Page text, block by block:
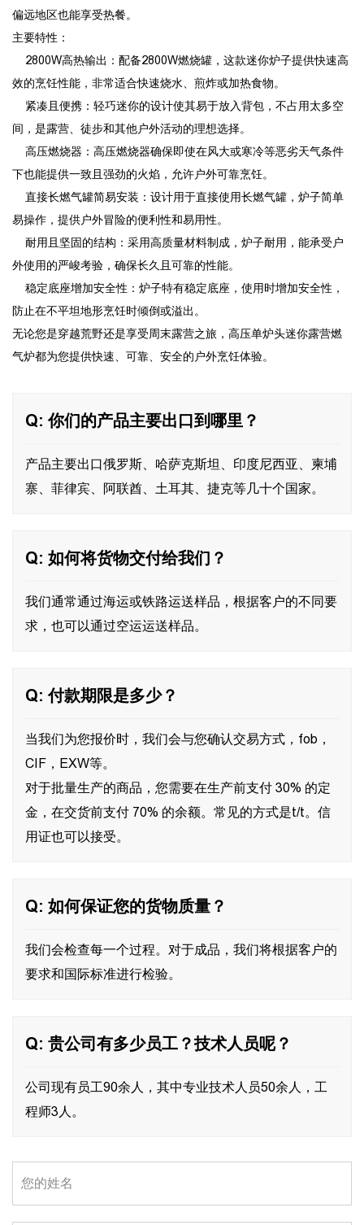
偏远地区也能享受热餐。
主要特性：
2800W高热输出：配备2800W燃烧罐，这款迷你炉子提供快速高
效的烹饪性能，非常适合快速烧水、煎炸或加热食物。
紧凑且便携：轻巧迷你的设计使其易于放入背包，不占用太多空
间，是露营、徒步和其他户外活动的理想选择。
高压燃烧器：高压燃烧器确保即使在风大或寒冷等恶劣天气条件
下也能提供一致且强劲的火焰，允许户外可靠烹饪。
直接长燃气罐简易安装：设计用于直接使用长燃气罐，炉子简单
易操作，提供户外冒险的便利性和易用性。
耐用且坚固的结构：采用高质量材料制成，炉子耐用，能承受户
外使用的严峻考验，确保长久且可靠的性能。
稳定底座增加安全性：炉子特有稳定底座，使用时增加安全性，
防止在不平坦地形烹饪时倾倒或溢出。
无论您是穿越荒野还是享受周末露营之旅，高压单炉头迷你露营燃
气炉都为您提供快速、可靠、安全的户外烹饪体验。
Q: 你们的产品主要出口到哪里？
产品主要出口俄罗斯、哈萨克斯坦、印度尼西亚、柬埔
寨、菲律宾、阿联酋、土耳其、捷克等几十个国家。
Q: 如何将货物交付给我们？
我们通常通过海运或铁路运送样品，根据客户的不同要
求，也可以通过空运运送样品。
Q: 付款期限是多少？
当我们为您报价时，我们会与您确认交易方式，fob，
CIF，EXW等。
对于批量生产的商品，您需要在生产前支付 30% 的定
金，在交货前支付 70% 的余额。常见的方式是t/t。信
用证也可以接受。
Q: 如何保证您的货物质量？
我们会检查每一个过程。对于成品，我们将根据客户的
要求和国际标准进行检验。
Q: 贵公司有多少员工？技术人员呢？
公司现有员工90余人，其中专业技术人员50余人，工
程师3人。